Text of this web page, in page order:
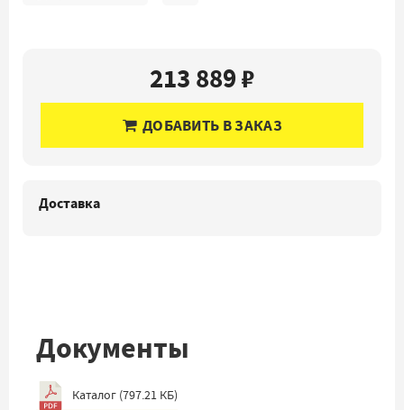
213 889 ₽
ДОБАВИТЬ В ЗАКАЗ
Доставка
Документы
Каталог (797.21 КБ)